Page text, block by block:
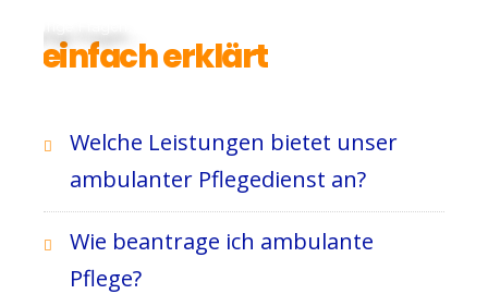
...einfach erklärt
Welche Leistungen bietet unser
ambulanter Pflegedienst an?
Wie beantrage ich ambulante
Pflege?